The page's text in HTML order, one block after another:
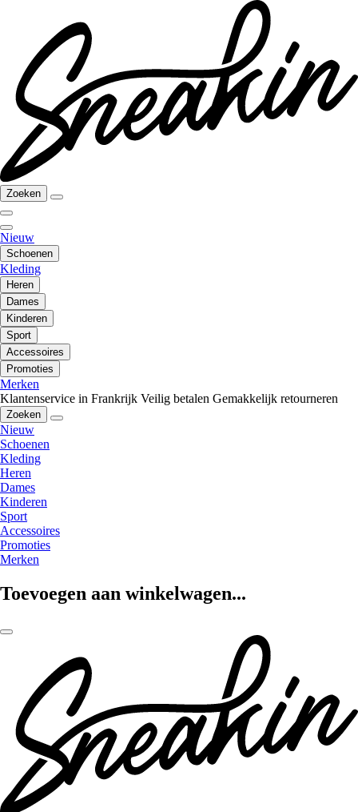
Zoeken
Nieuw
Schoenen
Kleding
Heren
Dames
Kinderen
Sport
Accessoires
Promoties
Merken
Klantenservice in Frankrijk Veilig betalen Gemakkelijk retourneren
Zoeken
Nieuw
Schoenen
Kleding
Heren
Dames
Kinderen
Sport
Accessoires
Promoties
Merken
Toevoegen aan winkelwagen...